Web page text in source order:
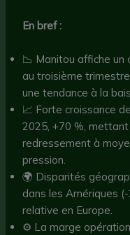
En bref :
📉 Manitou affiche un
au troisième
une tendance à la
📈 Forte croissance
2025, +70 %,
redressement à
pression.
🌍 Disparités
dans les Amériques
relative en Europe.
⚙️ La marge